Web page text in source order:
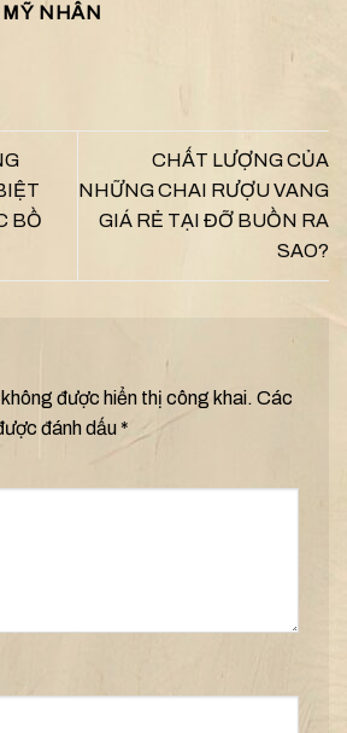
MỸ NHÂN
BỒ
CHẤT LƯỢNG CỦA
NHỮNG CHAI RƯỢU VANG
GIÁ RẺ TẠI ĐỠ BUỒN RA
SAO?
được hiển thị công khai. Các
đánh dấu*